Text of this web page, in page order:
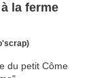
la ferme